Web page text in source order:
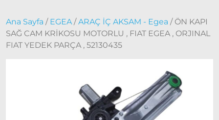
2005
Modeller
Doblo
Ana Sayfa / EGEA/ARAÇ İÇ AKSAM - Egea / ÖN KAPI
SAĞ CAM KRİKOSU MOTORLU , FIAT EGEA , ORJINAL
FIAT YEDEK PARÇA , 52130435